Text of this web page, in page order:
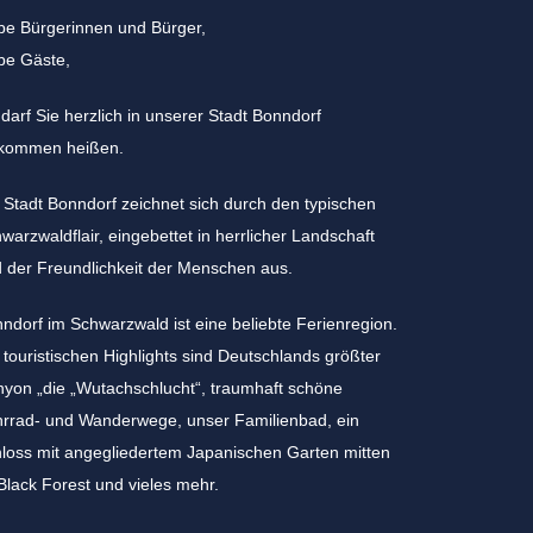
Bürgerinnen und Bürger,
Gäste,
Sie herzlich in unserer Stadt Bonndorf
heißen.
Stadt Bonndorf zeichnet sich durch den typischen
eingebettet in herrlicher Landschaft
der Freundlichkeit der Menschen aus.
im Schwarzwald ist eine beliebte Ferienregion.
touristischen Highlights sind Deutschlands größter
„die „Wutachschlucht“, traumhaft schöne
und Wanderwege, unser Familienbad, ein
mit angegliedertem Japanischen Garten mitten
Forest und vieles mehr.